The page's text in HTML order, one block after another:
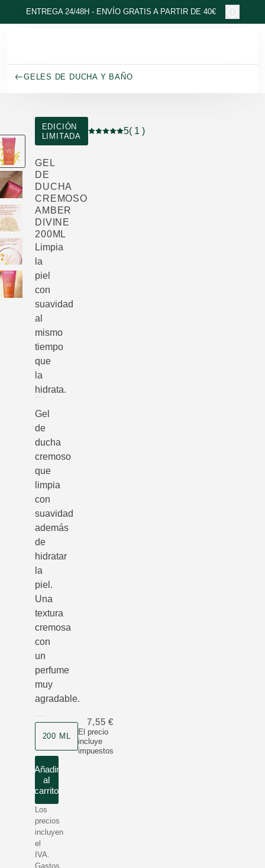
Ir al contenido principal
ENTREGA 24/48H - ENVÍO GRATIS A PARTIR DE 40€
GELES DE DUCHA Y BAÑO
EDICIÓN
LIMITADA
Puntuación: 5 / 5 estrellas 1 valoraciones
5( 1 )
GEL
DE
DUCHA
CREMOSO
AMBER
DIVINE
200ML
Limpia
la
piel
con
suavidad
al
mismo
tiempo
que
la
hidrata.
Gel
de
ducha
cremoso
que
limpia
con
suavidad
además
de
hidratar
la
piel.
Una
textura
cremosa
con
un
perfume
muy
agradable.
200 ML
El precio
incluye
impuestos
7,55 €
Añadir
al
carrito
Los
precios
incluyen
el
IVA.
Gastos